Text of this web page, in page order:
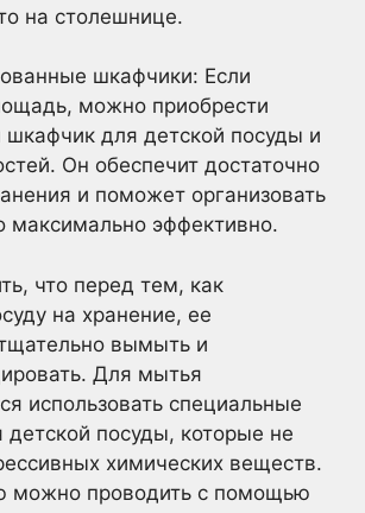
на столешнице.
шкафчики: Если
можно приобрести
шкафчик для детской посуды и
Он обеспечит достаточно
и поможет организовать
максимально эффективно.
что перед тем, как
на хранение, ее
вымыть и
Для мытья
использовать специальные
детской посуды, которые не
химических веществ.
можно проводить с помощью